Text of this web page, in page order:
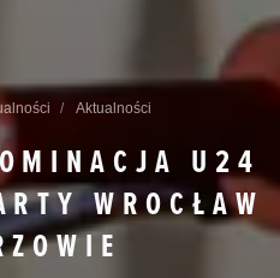
Aktualności
U24
WROCŁAW